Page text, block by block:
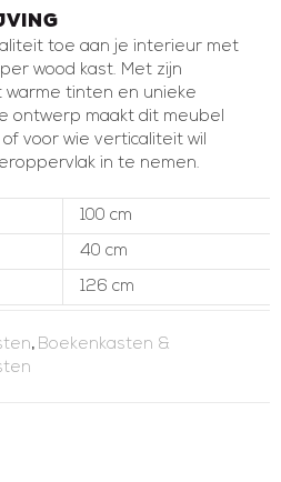
toe aan je interieur met
wood kast. Met zijn
tinten en unieke
ontwerp maakt dit meubel
voor wie verticaliteit wil
in te nemen.
100 cm
40 cm
126 cm
, Boekenkasten &